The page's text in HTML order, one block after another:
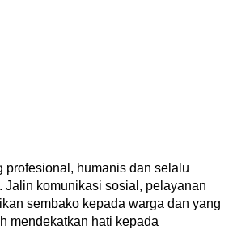
profesional, humanis dan selalu
Jalin komunikasi sosial, pelayanan
sembako kepada warga dan yang
mendekatkan hati kepada